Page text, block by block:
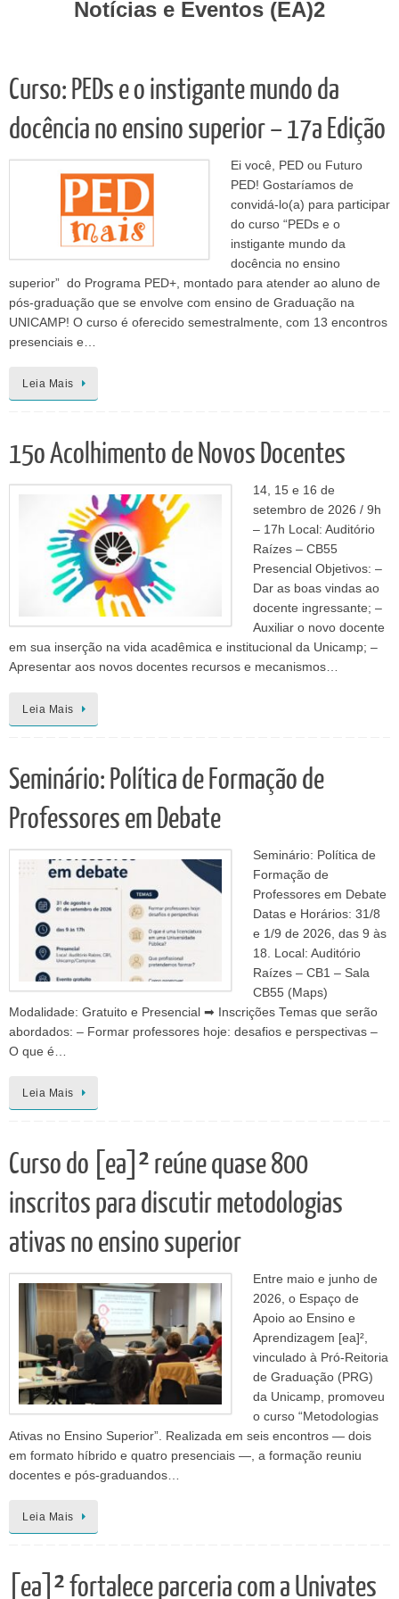
Notícias e Eventos (EA)2
Curso: PEDs e o instigante mundo da
docência no ensino superior – 17a Edição
Ei você, PED ou Futuro
PED! Gostaríamos de
convidá-lo(a) para participar
do curso “PEDs e o
instigante mundo da
docência no ensino
superior” do Programa PED+, montado para atender ao aluno de
pós-graduação que se envolve com ensino de Graduação na
UNICAMP! O curso é oferecido semestralmente, com 13 encontros
presenciais e…
Leia Mais
15o Acolhimento de Novos Docentes
14, 15 e 16 de
setembro de 2026 / 9h
– 17h Local: Auditório
Raízes – CB55
Presencial Objetivos: –
Dar as boas vindas ao
docente ingressante; –
Auxiliar o novo docente
em sua inserção na vida acadêmica e institucional da Unicamp; –
Apresentar aos novos docentes recursos e mecanismos…
Leia Mais
Seminário: Política de Formação de
Professores em Debate
Seminário: Política de
Formação de
Professores em Debate
Datas e Horários: 31/8
e 1/9 de 2026, das 9 às
18. Local: Auditório
Raízes – CB1 – Sala
CB55 (Maps)
Modalidade: Gratuito e Presencial ➡ Inscrições Temas que serão
abordados: – Formar professores hoje: desafios e perspectivas –
O que é…
Leia Mais
Curso do [ea]² reúne quase 800
inscritos para discutir metodologias
ativas no ensino superior
Entre maio e junho de
2026, o Espaço de
Apoio ao Ensino e
Aprendizagem [ea]²,
vinculado à Pró-Reitoria
de Graduação (PRG)
da Unicamp, promoveu
o curso “Metodologias
Ativas no Ensino Superior”. Realizada em seis encontros — dois
em formato híbrido e quatro presenciais —, a formação reuniu
docentes e pós-graduandos…
Leia Mais
[ea]² fortalece parceria com a Univates